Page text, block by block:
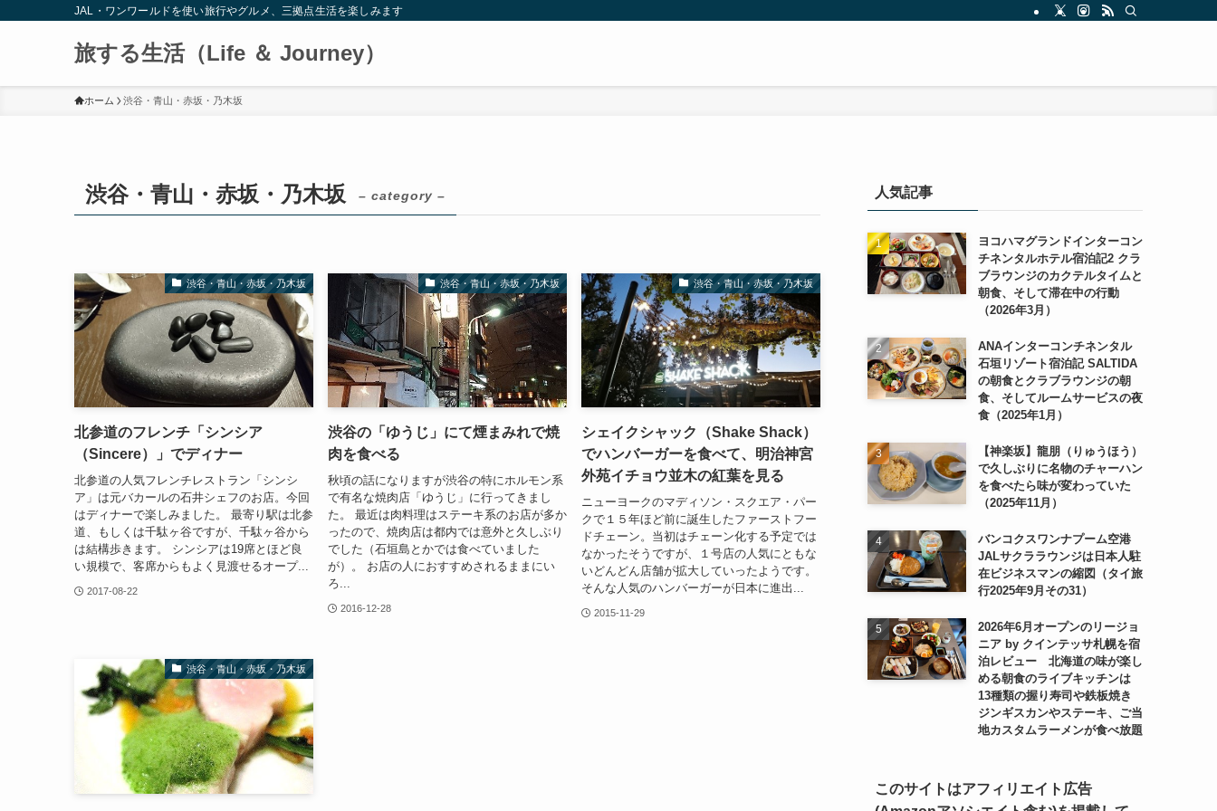
JAL・ワンワールドを使い旅行やグルメ、三拠点生活を楽しみます
旅する生活（Life ＆ Journey）
ホーム 渋谷・青山・赤坂・乃木坂
渋谷・青山・赤坂・乃木坂 – category –
渋谷・青山・赤坂・乃木坂
北参道のフレンチ「シンシア
（Sincere）」でディナー
北参道の人気フレンチレストラン「シンシ
ア」は元バカールの石井シェフのお店。今回
はディナーで楽しみました。 最寄り駅は北参
道、もしくは千駄ヶ谷ですが、千駄ヶ谷から
は結構歩きます。 シンシアは19席とほど良
い規模で、客席からもよく見渡せるオープ...
2017-08-22
渋谷・青山・赤坂・乃木坂
渋谷の「ゆうじ」にて煙まみれで焼
肉を食べる
秋頃の話になりますが渋谷の特にホルモン系
で有名な焼肉店「ゆうじ」に行ってきまし
た。 最近は肉料理はステーキ系のお店が多か
ったので、焼肉店は都内では意外と久しぶり
でした（石垣島とかでは食べていました
が）。 お店の人におすすめされるままにい
ろ...
2016-12-28
渋谷・青山・赤坂・乃木坂
シェイクシャック（Shake Shack）
でハンバーガーを食べて、明治神宮
外苑イチョウ並木の紅葉を見る
ニューヨークのマディソン・スクエア・パー
クで１５年ほど前に誕生したファーストフー
ドチェーン。当初はチェーン化する予定では
なかったそうですが、１号店の人気にともな
いどんどん店舗が拡大していったようです。
そんな人気のハンバーガーが日本に進出...
2015-11-29
渋谷・青山・赤坂・乃木坂
人気記事
ヨコハマグランドインターコン
チネンタルホテル宿泊記2 クラ
ブラウンジのカクテルタイムと
朝食、そして滞在中の行動
（2026年3月）
ANAインターコンチネンタル
石垣リゾート宿泊記 SALTIDA
の朝食とクラブラウンジの朝
食、そしてルームサービスの夜
食（2025年1月）
【神楽坂】龍朋（りゅうほう）
で久しぶりに名物のチャーハン
を食べたら味が変わっていた
（2025年11月）
バンコクスワンナプーム空港
JALサクララウンジは日本人駐
在ビジネスマンの縮図（タイ旅
行2025年9月その31）
2026年6月オープンのリージョ
ニア by クインテッサ札幌を宿
泊レビュー 北海道の味が楽し
める朝食のライブキッチンは
13種類の握り寿司や鉄板焼き
ジンギスカンやステーキ、ご当
地カスタムラーメンが食べ放題
このサイトはアフィリエイト広告